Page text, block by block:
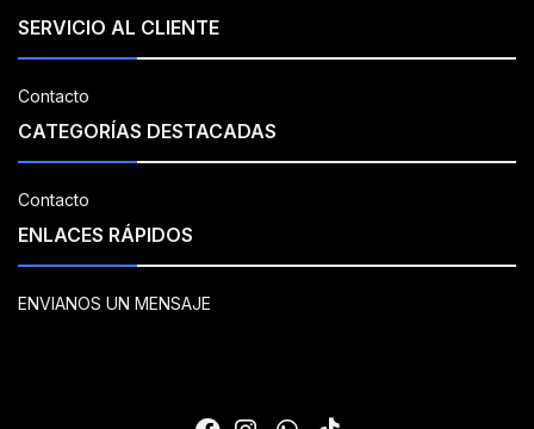
SERVICIO AL CLIENTE
Contacto
CATEGORÍAS DESTACADAS
Contacto
ENLACES RÁPIDOS
ENVIANOS UN MENSAJE